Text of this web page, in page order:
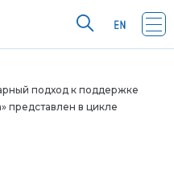
подход к поддержке
представлен в цикле